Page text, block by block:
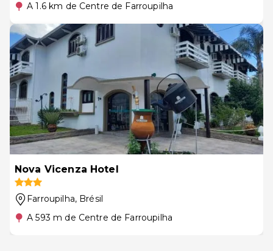
A 1.6 km de Centre de Farroupilha
Nova Vicenza Hotel
Farroupilha, Brésil
A 593 m de Centre de Farroupilha